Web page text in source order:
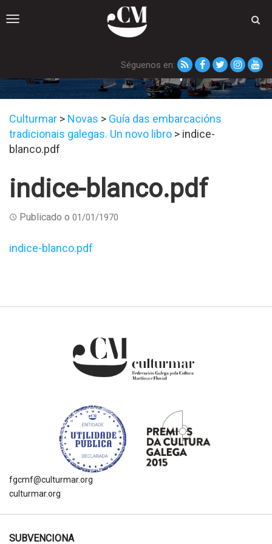
Toggle
Séguenos en:
indice-blanco.pdf
Culturmar > Novas > Guía das embarcacións
tradicionais galegas. Un novo libro > indice-
blanco.pdf
indice-blanco.pdf
Publicado o 01/01/1970
indice-blanco.pdf
fgcmf@culturmar.org
culturmar.org
SUBVENCIONA